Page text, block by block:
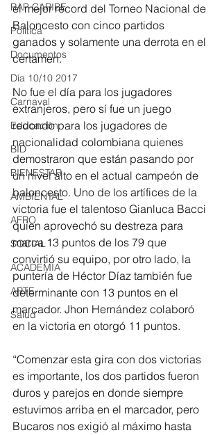
RAP CARIBE
Política
Documentos
Día 10/10 2017
Carnaval
Educación
BID
BIENESTAR
AMBIENTAL
AFRO
SOCIAL
ACADEMIA
ARTE
Salud
el mejor récord del Torneo Nacional de
Baloncesto con cinco partidos
ganados y solamente una derrota en el
certamen.
No fue el día para los jugadores
extranjeros, pero sí fue un juego
redondo para los jugadores de
nacionalidad colombiana quienes
demostraron que están pasando por
un nivel alto en el actual campeón de
baloncesto. Uno de los artífices de la
victoria fue el talentoso Gianluca Bacci
quien aprovechó su destreza para
marca 13 puntos de los 79 que
convirtió su equipo, por otro lado, la
puntería de Héctor Díaz también fue
determinante con 13 puntos en el
marcador. Jhon Hernández colaboró
en la victoria en otorgó 11 puntos.
“Comenzar esta gira con dos victorias
es importante, los dos partidos fueron
duros y parejos en donde siempre
estuvimos arriba en el marcador, pero
Bucaros nos exigió al máximo hasta